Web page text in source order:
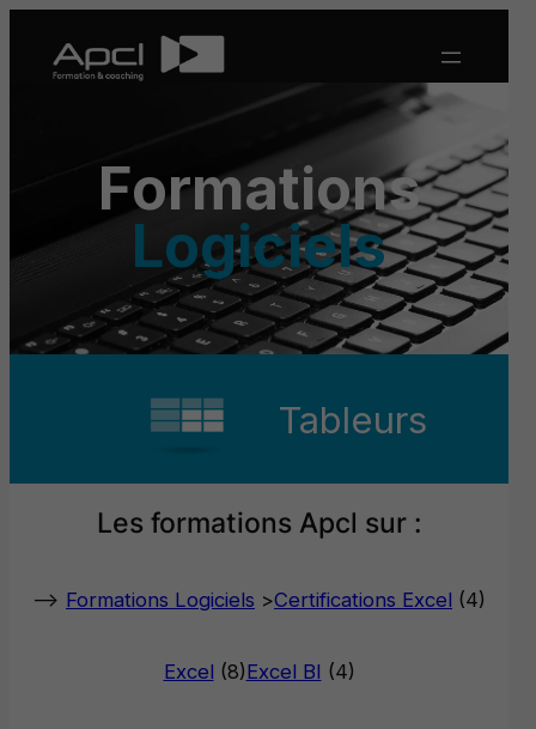
contenu
Formations
Logiciels
Tableurs
Les formations Apcl sur :
–> Formations Logiciels >Certifications Excel (4)
Excel (8)Excel BI (4)